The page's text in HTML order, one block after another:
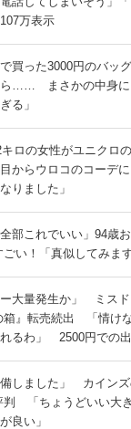
万表示
買った3000円のバッ
ら…… まさかの中身に
る」
ロの女性がユニクロ
らウロコのコーデに
りました」
全部これでいい」94歳
ごい！「真似してみま
ー大量発生か」 ミス
箱』転売続出 「情け
るわ」 2500円での
備しました」 カイン
判 「ちょうどいい大
良い」